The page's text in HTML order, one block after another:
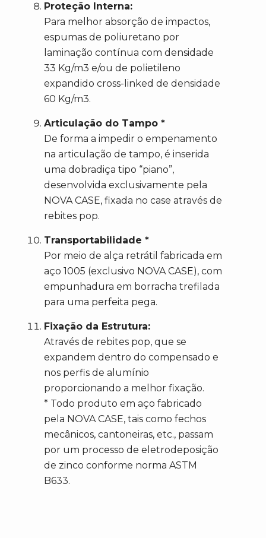
Proteção Interna:
Para melhor absorção de impactos,
espumas de poliuretano por
laminação contínua com densidade
33 Kg/m3 e/ou de polietileno
expandido cross-linked de densidade
60 Kg/m3.
Articulação do Tampo *
De forma a impedir o empenamento
na articulação de tampo, é inserida
uma dobradiça tipo “piano”,
desenvolvida exclusivamente pela
NOVA CASE, fixada no case através de
rebites pop.
Transportabilidade *
Por meio de alça retrátil fabricada em
aço 1005 (exclusivo NOVA CASE), com
empunhadura em borracha trefilada
para uma perfeita pega.
Fixação da Estrutura:
Através de rebites pop, que se
expandem dentro do compensado e
nos perfis de alumínio
proporcionando a melhor fixação.
* Todo produto em aço fabricado
pela NOVA CASE, tais como fechos
mecânicos, cantoneiras, etc., passam
por um processo de eletrodeposição
de zinco conforme norma ASTM
B633.